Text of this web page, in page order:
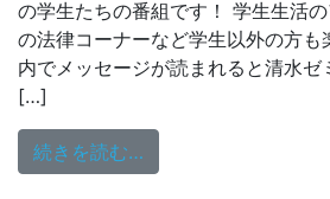
の学生たちの番組です！ 学生生活
の法律コーナーなど学生以外の方も
内でメッセージが読まれると清水ゼ
[…]
続きを読む…